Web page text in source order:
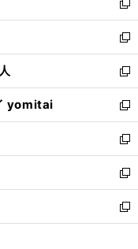
で
開
く
ド
ウ
で
開
く
い
ウ
ィ
ン
ド
ウ
で
開
く
新
し
い
ウ
ィ
ン
ド
ウ
で
開
く
新
し
い
ウ
ィ
ン
ド
ウ
で
開
く
新
し
い
ウ
ィ
ン
ド
ウ
で
開
yomitai
新
し
い
ウ
ィ
ン
ド
ウ
新
し
い
ウ
ィ
ン
新
し
い
ウ
新
し